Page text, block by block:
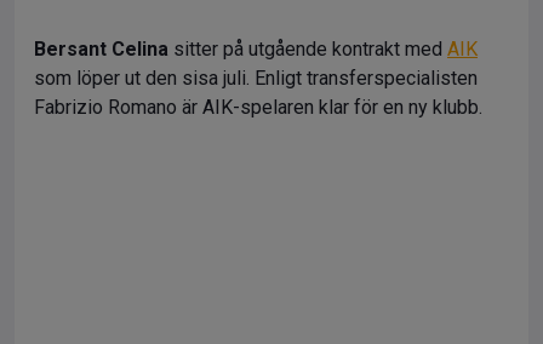
Bersant Celina sitter på utgående kontrakt med AIK
som löper ut den sisa juli. Enligt transferspecialisten
Fabrizio Romano är AIK-spelaren klar för en ny klubb.